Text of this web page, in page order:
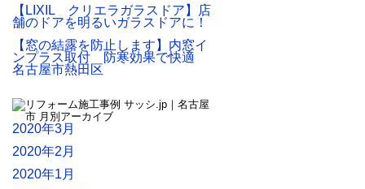
【LIXIL クリエラガラスドア】店
舗のドアを明るいガラスドアに！
【窓の結露を防止します】内窓イ
ンプラス取付 防寒効果で快適
名古屋市熱田区
2020年3月
2020年2月
2020年1月